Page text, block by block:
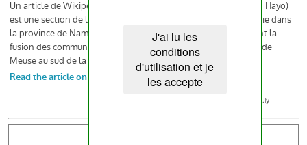
J'ai lu les
conditions
d'utilisation et je
les accepte